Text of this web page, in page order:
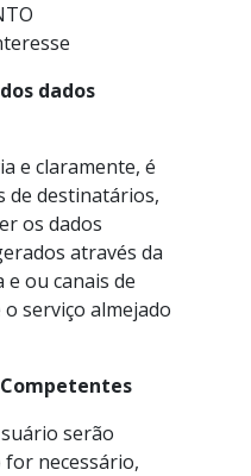
dados
e claramente, é
de destinatários,
os dados
através da
ou canais de
serviço almejado
serão
necessário,